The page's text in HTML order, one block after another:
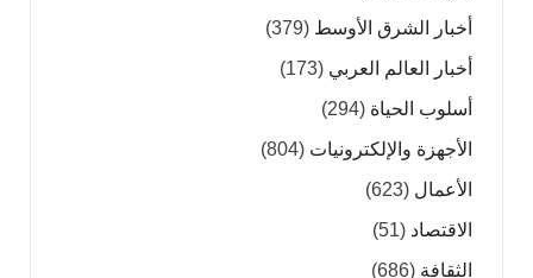
أخبار الشرق الأوسط (379)
أخبار العالم العربي (173)
أسلوب الحياة (294)
الأجهزة والإلكترونيات (804)
الأعمال (623)
الاقتصاد (51)
الثقافة (686)